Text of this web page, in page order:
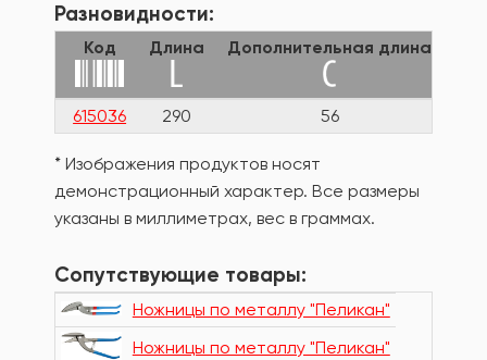
Разновидности:
Код Длина Дополнительная длина
615036 290 56
* Изображения продуктов носят
демонстрационный характер. Все размеры
указаны в миллиметрах, вес в граммах.
Сопутствующие товары:
Ножницы по металлу "Пеликан"
Ножницы по металлу "Пеликан"